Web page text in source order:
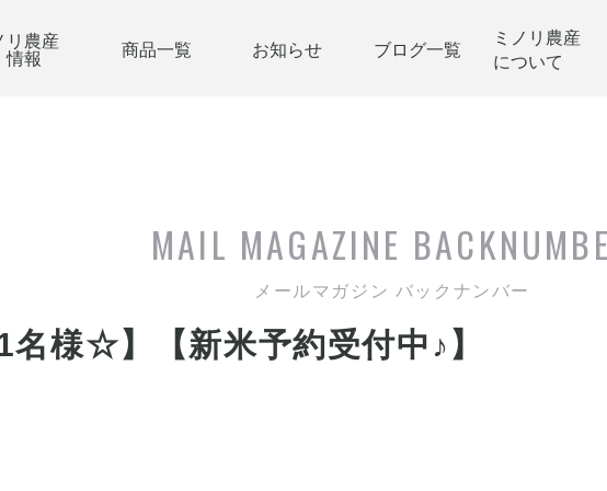
リ農産
報 商品一覧 お知らせ ブログ一覧
ミノリ農産
について
MAIL MAGAZINE
メールマガジン バックナンバー
名様☆】【新米予約受付中♪】